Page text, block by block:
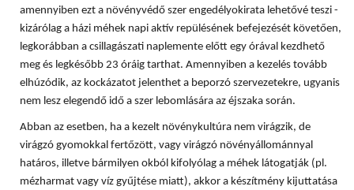
amennyiben ezt a növényvédő szer engedélyokirata lehetővé teszi -
kizárólag a házi méhek napi aktív repülésének befejezését követően,
legkorábban a csillagászati naplemente előtt egy órával kezdhető
meg és legkésőbb 23 óráig tarthat. Amennyiben a kezelés tovább
elhúzódik, az kockázatot jelenthet a beporzó szervezetekre, ugyanis
nem lesz elegendő idő a szer lebomlására az éjszaka során.
Abban az esetben, ha a kezelt növénykultúra nem virágzik, de
virágzó gyomokkal fertőzött, vagy virágzó növényállománnyal
határos, illetve bármilyen okból kifolyólag a méhek látogatják (pl.
mézharmat vagy víz gyűjtése miatt), akkor a készítmény kijuttatása